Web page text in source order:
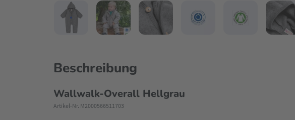
Beschreibung
Wallwalk-Overall Hellgrau
Artikel-Nr. M2000566511703